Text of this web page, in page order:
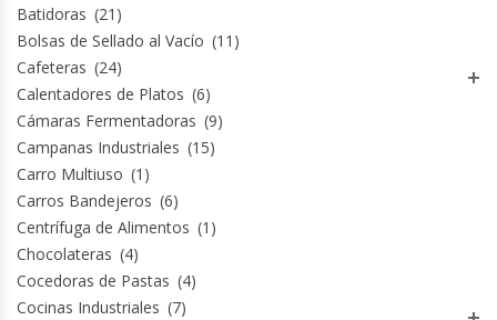
Batidoras (21)
Bolsas de Sellado al Vacío (11)
Cafeteras (24)
Calentadores de Platos (6)
Cámaras Fermentadoras (9)
Campanas Industriales (15)
Carro Multiuso (1)
Carros Bandejeros (6)
Centrífuga de Alimentos (1)
Chocolateras (4)
Cocedoras de Pastas (4)
Cocinas Industriales (7)